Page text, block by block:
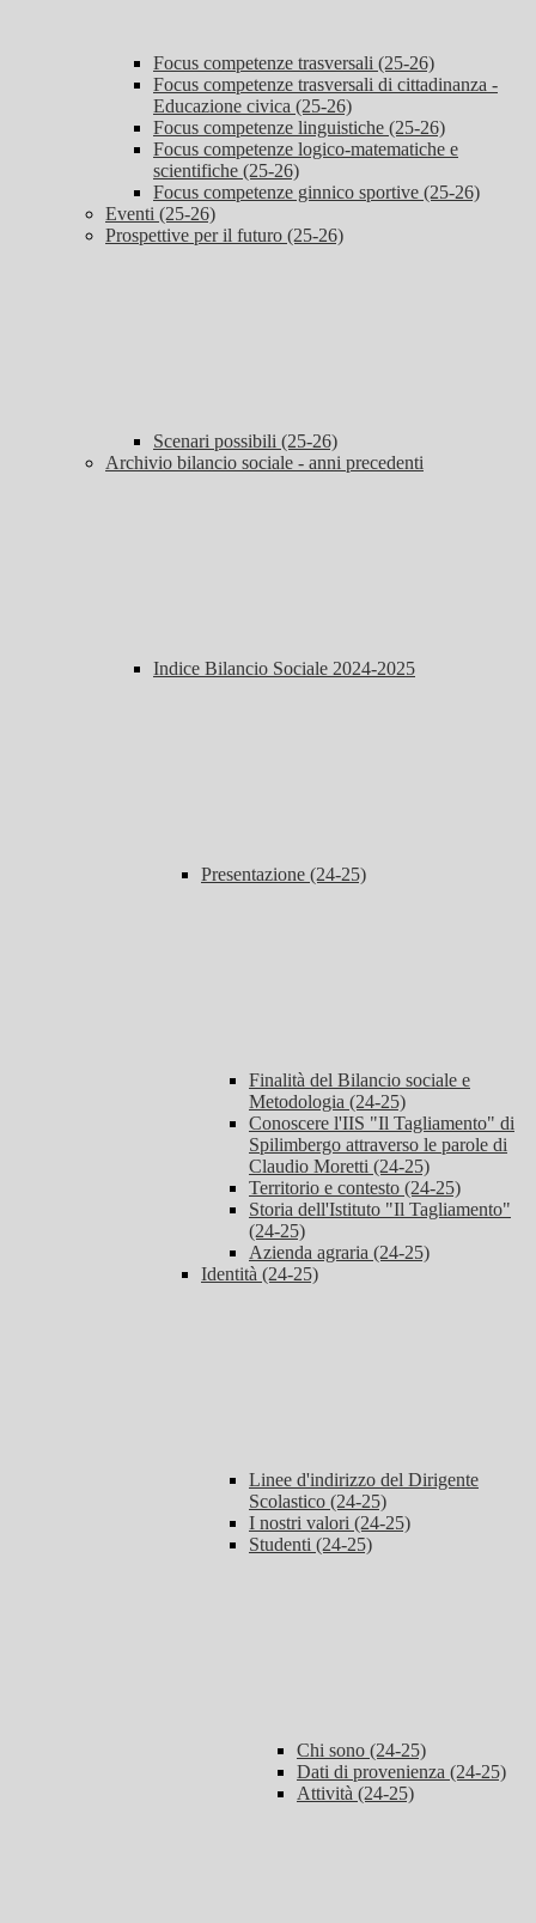
Focus competenze trasversali (25-26)
Focus competenze trasversali di cittadinanza -
Educazione civica (25-26)
Focus competenze linguistiche (25-26)
Focus competenze logico-matematiche e
scientifiche (25-26)
Focus competenze ginnico sportive (25-26)
Eventi (25-26)
Prospettive per il futuro (25-26)
Scenari possibili (25-26)
Archivio bilancio sociale - anni precedenti
Indice Bilancio Sociale 2024-2025
Presentazione (24-25)
Finalità del Bilancio sociale e
Metodologia (24-25)
Conoscere l'IIS "Il Tagliamento" di
Spilimbergo attraverso le parole di
Claudio Moretti (24-25)
Territorio e contesto (24-25)
Storia dell'Istituto "Il Tagliamento"
(24-25)
Azienda agraria (24-25)
Identità (24-25)
Linee d'indirizzo del Dirigente
Scolastico (24-25)
I nostri valori (24-25)
Studenti (24-25)
Chi sono (24-25)
Dati di provenienza (24-25)
Attività (24-25)